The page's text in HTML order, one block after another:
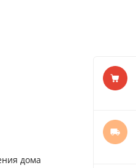
дома